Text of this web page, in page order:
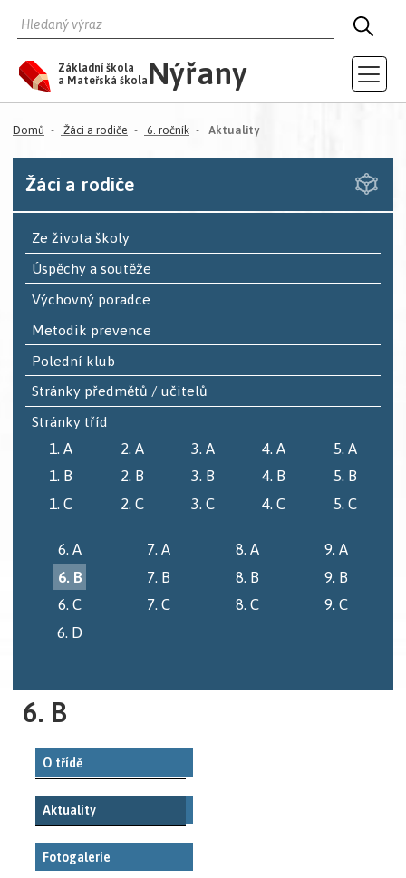
HLEDAT
Základní škola
a Mateřská škola Nýřany
Domů Žáci a rodiče 6. ročník Aktuality(aktuální)
Žáci a rodiče
Ze života školy
Úspěchy a soutěže
Výchovný poradce
Metodik prevence
Polední klub
Stránky předmětů / učitelů
Stránky tříd
1. A
1. B
1. C
2. A
2. B
2. C
3. A
3. B
3. C
4. A
4. B
4. C
5. A
5. B
5. C
6. A
6. B
6. C
6. D
7. A
7. B
7. C
8. A
8. B
8. C
9. A
9. B
9. C
6. B
O třídě
Aktuality
Fotogalerie